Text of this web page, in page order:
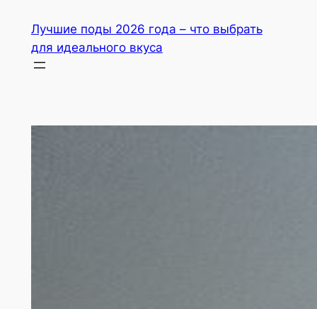
вмісту
Лучшие поды 2026 года – что выбрать
для идеального вкуса